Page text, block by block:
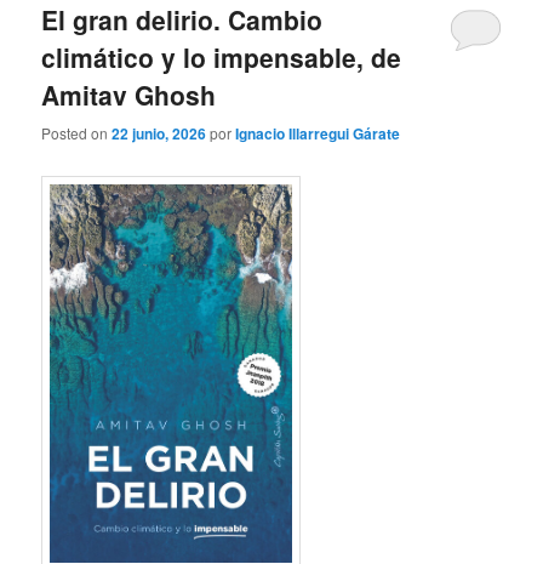
El gran delirio. Cambio
climático y lo impensable, de
Amitav Ghosh
Posted on22 junio, 2026porIgnacio Illarregui Gárate